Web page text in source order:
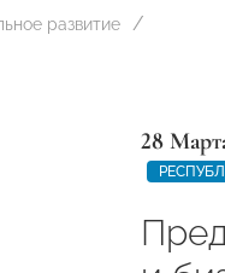
развитие
28